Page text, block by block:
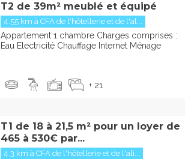
T2 de 39m² meublé et équipé
4.55 km à CFA de l'hôtellerie et de l'al...
Appartement 1 chambre Charges comprises :
Eau Electricité Chauffage Internet Ménage
+ 21
T1 de 18 à 21,5 m² pour un loyer de
465 à 530€ par...
4.3 km à CFA de l'hôtellerie et de l'ali...